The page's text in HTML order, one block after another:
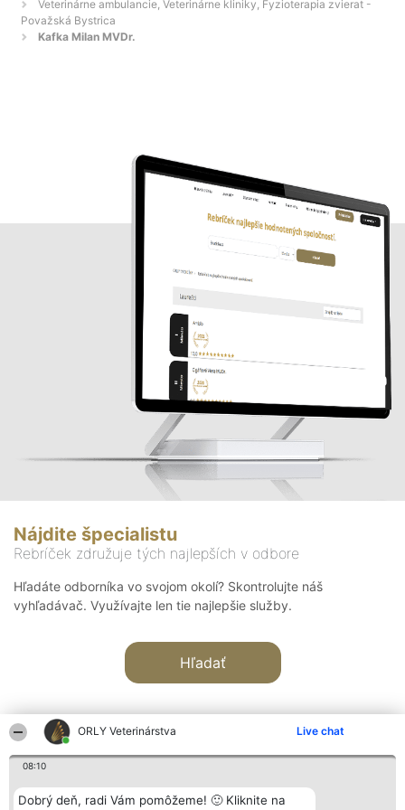
ORLY Veterinárstva Live chat
08:10
Dobrý deň, radi Vám pomôžeme! 🙂 Kliknite na
Veterinárne ambulancie, Veterinárne kliniky, Fyzioterapia zvierat -
Považská Bystrica
Kafka Milan MVDr.
Nájdite špecialistu
Rebríček združuje tých najlepších v odbore
Hľadáte odborníka vo svojom okolí? Skontrolujte náš
vyhľadávač. Využívajte len tie najlepšie služby.
Hľadať
Organizátor hodnotenia Hodnotenie Kontakt